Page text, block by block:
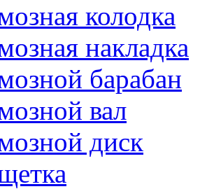
колодка
накладка
барабан
вал
диск